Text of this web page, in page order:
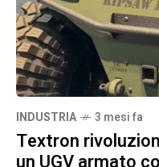
INDUSTRIA 3 mesi fa
Textron
un UGV armato